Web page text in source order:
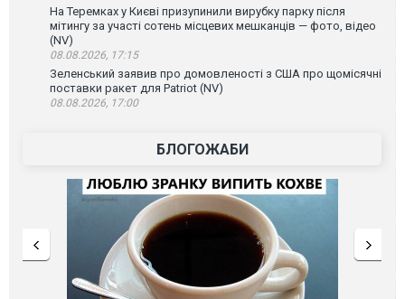
На Теремках у Києві призупинили вирубку парку після
мітингу за участі сотень місцевих мешканців — фото, відео
(NV)
08.08.2026, 17:15
Зеленський заявив про домовленості з США про щомісячні
поставки ракет для Patriot (NV)
08.08.2026, 17:00
БЛОГОЖАБИ